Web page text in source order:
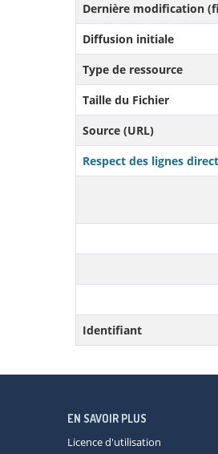
Dernière modification
Diffusion initiale
Type de ressource
Taille du Fichier
Source (URL)
Respect des lignes
Identifiant
EN SAVOIR PLUS
Licence d'utilisation